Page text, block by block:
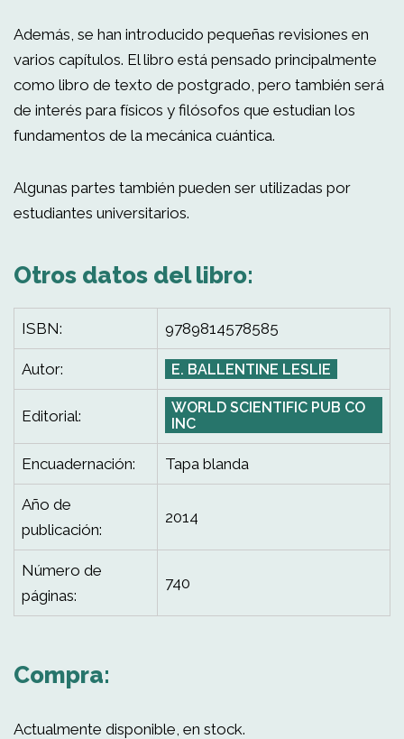
Además, se han introducido pequeñas revisiones en
varios capítulos. El libro está pensado principalmente
como libro de texto de postgrado, pero también será
de interés para físicos y filósofos que estudian los
fundamentos de la mecánica cuántica.
Algunas partes también pueden ser utilizadas por
estudiantes universitarios.
Otros datos del libro:
ISBN: 9789814578585
Autor: E. BALLENTINE LESLIE
Editorial:
WORLD SCIENTIFIC PUB CO
INC
Encuadernación: Tapa blanda
Año de
publicación:
2014
Número de
páginas:
740
Compra:
Actualmente disponible, en stock.